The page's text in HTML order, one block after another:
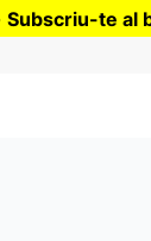
Subscriu-te al